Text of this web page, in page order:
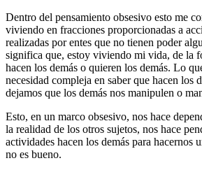
Dentro del pensamiento obsesivo esto me
viviendo en fracciones proporcionadas a
realizadas por entes que no tienen poder
significa que, estoy viviendo mi vida, de la
hacen los demás o quieren los demás. Lo
necesidad compleja en saber que hacen los
dejamos que los demás nos manipulen o
Esto, en un marco obsesivo, nos hace
la realidad de los otros sujetos, nos hace
actividades hacen los demás para hacernos
no es bueno.